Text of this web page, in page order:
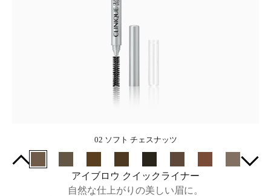
02 ソフト チェスナッツ
アイブロウ クイックライナー
自然な仕上がりの美しい眉に。